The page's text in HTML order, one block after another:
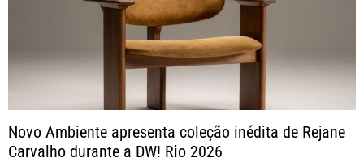
s
t
Novo Ambiente apresenta coleção inédita de Rejane
Carvalho durante a DW! Rio 2026